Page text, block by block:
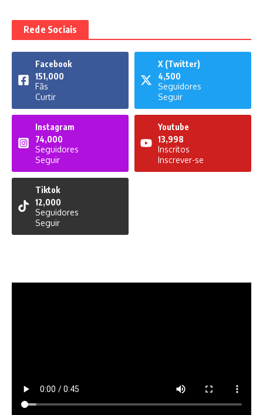
Rede Sociais
Facebook
151,000
Fãs
Curtir
X (Twitter)
4,500
Seguidores
Seguir
Instagram
74,000
Seguidores
Seguir
Youtube
13,998
Inscritos
Inscrever-se
Tiktok
12,000
Seguidores
Seguir